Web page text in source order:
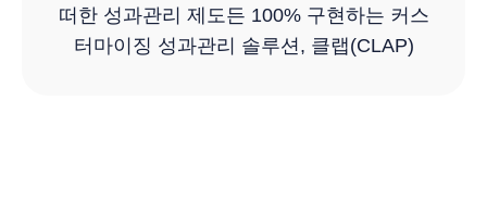
떠한 성과관리 제도든 100% 구현하는 커스
터마이징 성과관리 솔루션, 클랩(CLAP)